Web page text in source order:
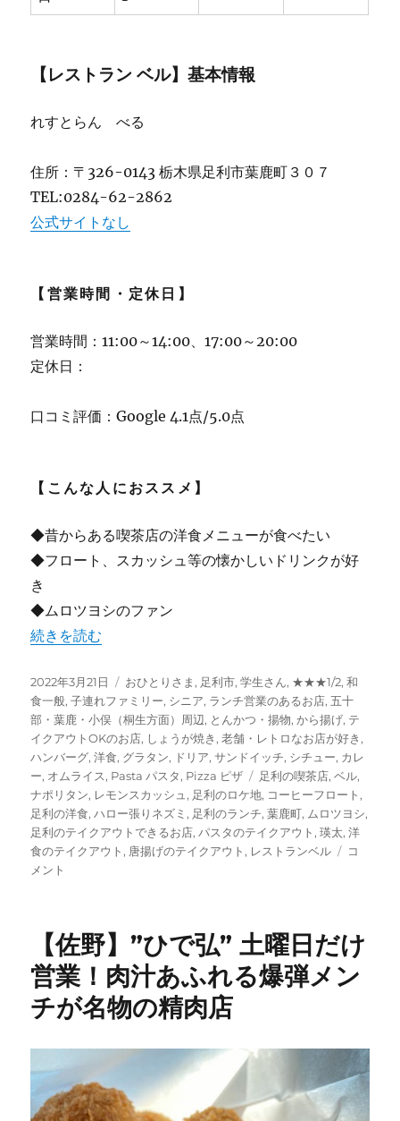
[閉
【レストラン ベル】基本情報
れすとらん べる
住所：〒326-0143 栃木県足利市葉鹿町３０７
TEL:0284-62-2862
公式サイトなし
【営業時間・定休日】
営業時間：11:00～14:00、17:00～20:00
定休日：
口コミ評価：Google 4.1点/5.0点
【こんな人におススメ】
◆昔からある喫茶店の洋食メニューが食べたい
◆フロート、スカッシュ等の懐かしいドリンクが好
き
◆ムロツヨシのファン
“【足利】昔懐かしい昭和の香りのする洋食店 “レス
続きを読む
投
稿
日:
2022年3月21日
カ
テ
ゴ
リ
ー
おひとりさま , 足利市,学生さん, ★★★1/2,和
食一般,子連れファミリー, シニア, ランチ営業のあるお店,五十
部・葉鹿・小俣（桐生方面）周辺, とんかつ・揚物,から揚げ, テ
イクアウトOKのお店, しょうが焼き ,老舗・レトロなお店が好き ,
ハンバーグ,洋食, グラタン, ドリア,サンドイッチ, シチュー, カレ
ー, オムライス, Pasta パスタ, Pizza ピザ
タ
グ
足利の喫茶店,ベル,
ナポリタン, レモンスカッシュ , 足利のロケ地, コーヒーフロート ,
足利の洋食,ハロー張りネズミ , 足利のランチ,葉鹿町, ムロツヨシ,
足利のテイクアウトできるお店, パスタのテイクアウト ,瑛太,洋
食のテイクアウト , 唐揚げのテイクアウト , レストランベル
【足
し
い
昭
の
す
る
コ
メント
【佐野】”ひで弘” 土曜日だけ
営業！肉汁あふれる爆弾メン
チが名物の精肉店